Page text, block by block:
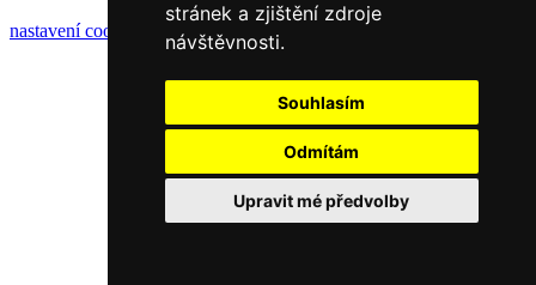
stránek a zjištění zdroje
návštěvnosti.
Souhlasím
Odmítám
Upravit mé předvolby
nastavení cookies